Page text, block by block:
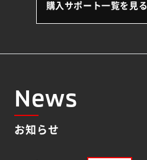
購入サポート一覧を見る
News
お知らせ